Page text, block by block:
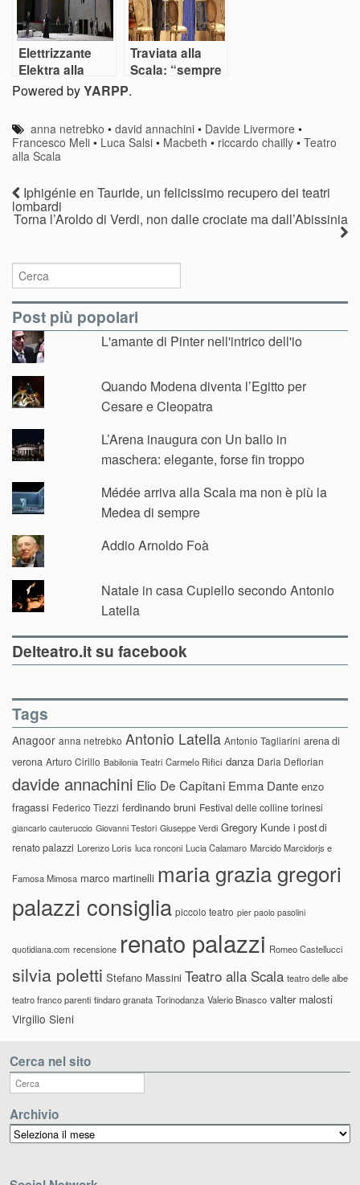
Elettrizzante
Elektra alla
Scala di Milano
Traviata alla
Scala: “sempre
Powered byYARPP.
anna netrebko •david annachini • Davide Livermore •
Francesco Meli • Luca Salsi • Macbeth • riccardo chailly • Teatro
alla Scala
Iphigénie en Tauride, un felicissimo recupero dei teatri
lombardi
Torna l’Aroldo di Verdi, non dalle crociate ma dall’Abissinia
Post più popolari
L'amante di Pinter nell'intrico dell'io
Quando Modena diventa l’Egitto per
Cesare e Cleopatra
L’Arena inaugura con Un ballo in
maschera: elegante, forse fin troppo
Médée arriva alla Scala ma non è più la
Medea di sempre
Addio Arnoldo Foà
Natale in casa Cupiello secondo Antonio
Latella
Delteatro.it su facebook
Tags
Anagoor anna netrebko Antonio Latella Antonio Tagliarini arena di
verona Arturo Cirillo Babilonia Teatri Carmelo Rifici danza Daria Deflorian
davide annachini Elio De Capitani Emma Dante enzo
fragassi Federico Tiezzi ferdinando bruni Festival delle colline torinesi
giancarlo cauteruccio Giovanni Testori Giuseppe Verdi Gregory Kunde i post di
renato palazzi Lorenzo Loris luca ronconi Lucia Calamaro Marcido Marcidorjs e
Famosa Mimosa marco martinelli maria grazia gregori
palazzi consiglia piccolo teatro pier paolo pasolini
quotidiana.com recensione renato palazzi Romeo Castellucci
silvia poletti Stefano Massini Teatro alla Scala teatro delle albe
teatro franco parenti tindaro granata Torinodanza Valerio Binasco valter malosti
Virgilio Sieni
Cerca nel sito
Archivio
Archivio